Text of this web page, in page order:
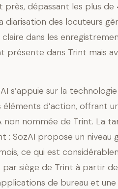
dépassant les plus de
des locuteurs
dans les
présente dans Trint mais
s’appuie sur la
éléments d’action, offrant
non nommée de Trint. La
: SozAI propose un niveau
ce qui est
siège de Trint à partir
de bureau et